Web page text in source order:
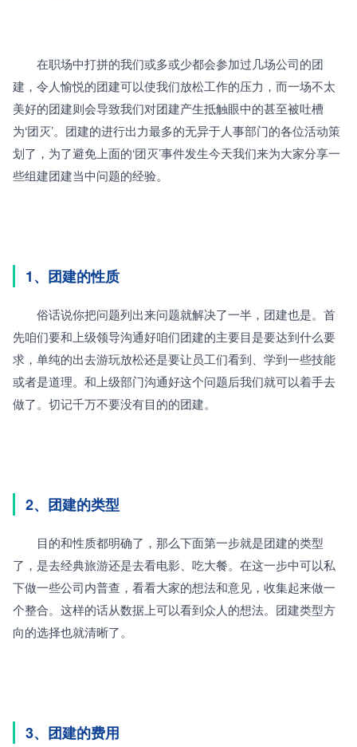
在职场中打拼的我们或多或少都会参加过几场公司的团
建，令人愉悦的团建可以使我们放松工作的压力，而一场不太
美好的团建则会导致我们对团建产生抵触眼中的甚至被吐槽
为‘团灭’。团建的进行出力最多的无异于人事部门的各位活动策
划了，为了避免上面的‘团灭’事件发生今天我们来为大家分享一
些组建团建当中问题的经验。
1、团建的性质
俗话说你把问题列出来问题就解决了一半，团建也是。首
先咱们要和上级领导沟通好咱们团建的主要目是要达到什么要
求，单纯的出去游玩放松还是要让员工们看到、学到一些技能
或者是道理。和上级部门沟通好这个问题后我们就可以着手去
做了。切记千万不要没有目的的团建。
2、团建的类型
目的和性质都明确了，那么下面第一步就是团建的类型
了，是去经典旅游还是去看电影、吃大餐。在这一步中可以私
下做一些公司内普查，看看大家的想法和意见，收集起来做一
个整合。这样的话从数据上可以看到众人的想法。团建类型方
向的选择也就清晰了。
3、团建的费用